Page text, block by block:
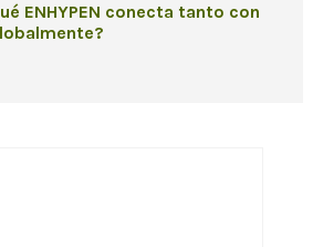
ENHYPEN conecta tanto con